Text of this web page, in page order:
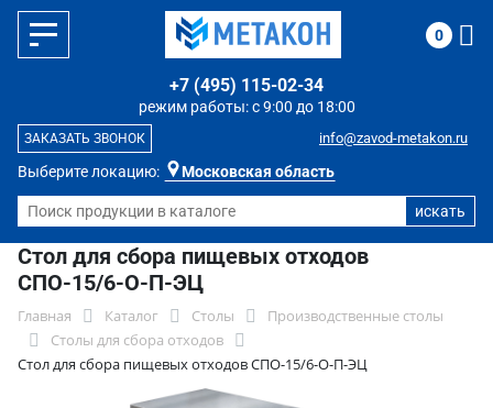
Выберите локацию: Московская область
режим работы: с 9:00 до 18:00
+7 (495) 115-02-34
info@zavod-metakon.ru
ЗАКАЗАТЬ ЗВОНОК
0
Стол для сбора пищевых отходов
СПО-15/6-О-П-ЭЦ
Главная Каталог Столы
Производственные столы
Столы для сбора отходов
Стол для сбора пищевых отходов СПО-15/6-О-П-ЭЦ